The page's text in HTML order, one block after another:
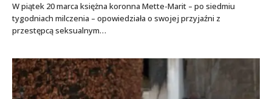
W piątek 20 marca księżna koronna Mette-Marit – po siedmiu
tygodniach milczenia – opowiedziała o swojej przyjaźni z
przestępcą seksualnym…